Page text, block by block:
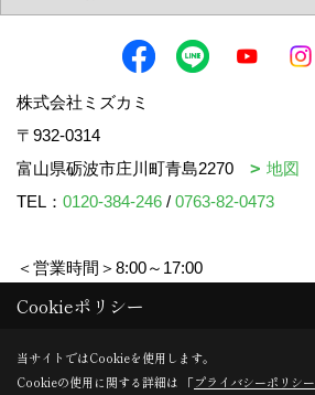
株式会社ミズカミ
〒932-0314
富山県砺波市庄川町青島2270
地図
TEL： 0120-384-246 / 0763-82-0473
＜営業時間＞8:00～17:00
＜定休日＞水曜日・祝日
Copyright (c) mizukami. All Rights Reserved.
Cookieポリシー
当サイトではCookieを使用します。
Cookieの使用に関する詳細は 「プライバシーポリシー